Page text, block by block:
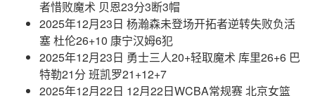
者惜败魔术 贝恩23分3断3帽
2025年12月23日 杨瀚森未登场开拓者逆转失败负活
塞 杜伦26+10 康宁汉姆6犯
2025年12月23日 勇士三人20+轻取魔术 库里26+6 巴
特勒21分 班凯罗21+12+7
2025年12月22日 12月22日WCBA常规赛 北京女篮